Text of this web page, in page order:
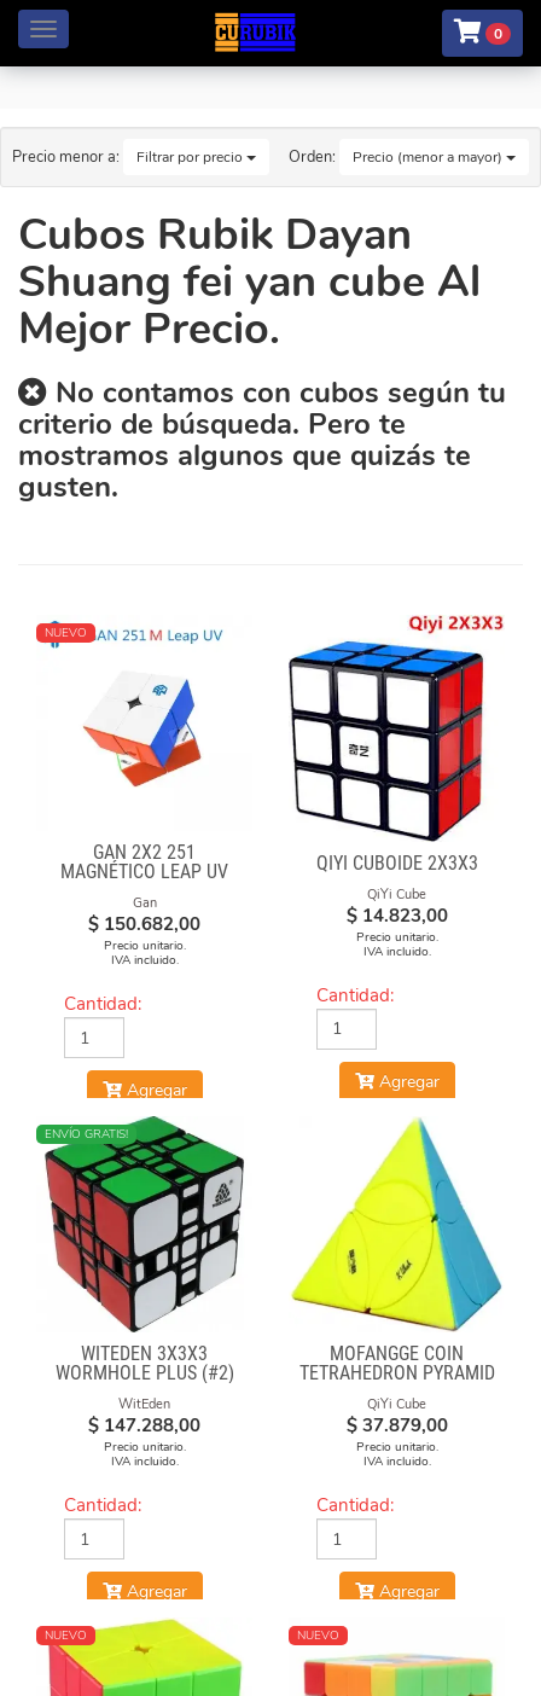
Menú 0
Precio menor a: Filtrar por precio Orden: Precio (menor a mayor)
Cubos Rubik Dayan
Shuang fei yan cube Al
Mejor Precio.
No contamos con cubos según tu
criterio de búsqueda. Pero te
mostramos algunos que quizás te
gusten.
NUEVO
GAN 2X2 251
MAGNÉTICO LEAP UV
Gan
$ 150.682,00
Precio unitario.
IVA incluido.
Cantidad:
Agregar
QIYI CUBOIDE 2X3X3
QiYi Cube
$ 14.823,00
Precio unitario.
IVA incluido.
Cantidad:
Agregar
ENVÍO GRATIS!
WITEDEN 3X3X3
WORMHOLE PLUS (#2)
WitEden
$ 147.288,00
Precio unitario.
IVA incluido.
Cantidad:
Agregar
MOFANGGE COIN
TETRAHEDRON PYRAMID
STICKERLESS
QiYi Cube
$ 37.879,00
Precio unitario.
IVA incluido.
Cantidad:
Agregar
NUEVO NUEVO